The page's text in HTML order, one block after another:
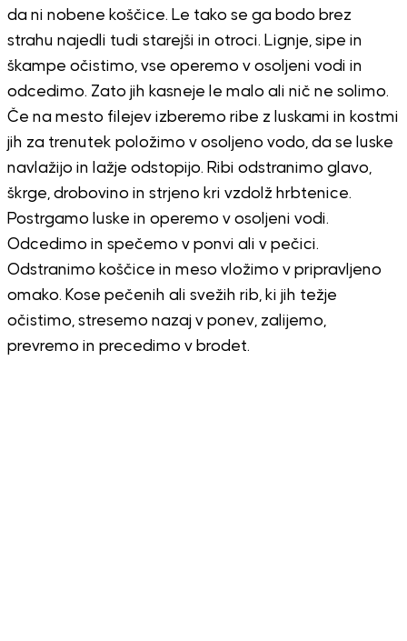
da ni nobene koščice. Le tako se ga bodo brez
strahu najedli tudi starejši in otroci. Lignje, sipe in
škampe očistimo, vse operemo v osoljeni vodi in
odcedimo. Zato jih kasneje le malo ali nič ne solimo.
Če na mesto filejev izberemo ribe z luskami in kostmi
jih za trenutek položimo v osoljeno vodo, da se luske
navlažijo in lažje odstopijo. Ribi odstranimo glavo,
škrge, drobovino in strjeno kri vzdolž hrbtenice.
Postrgamo luske in operemo v osoljeni vodi.
Odcedimo in spečemo v ponvi ali v pečici.
Odstranimo koščice in meso vložimo v pripravljeno
omako. Kose pečenih ali svežih rib, ki jih težje
očistimo, stresemo nazaj v ponev, zalijemo,
prevremo in precedimo v brodet.